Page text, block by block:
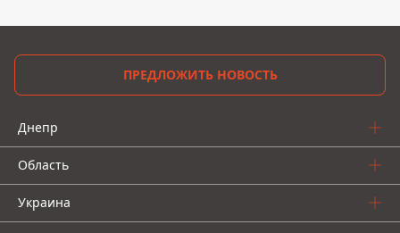
ПРЕДЛОЖИТЬ НОВОСТЬ
Днепр
Область
Украина